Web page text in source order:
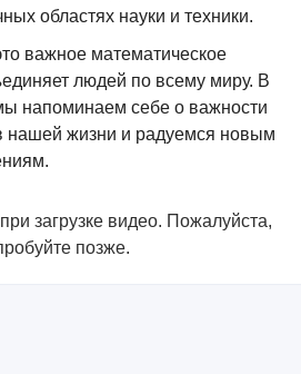
областях науки и техники.
важное математическое
людей по всему миру. В
напоминаем себе о важности
нашей жизни и радуемся новым
загрузке видео. Пожалуйста,
позже.